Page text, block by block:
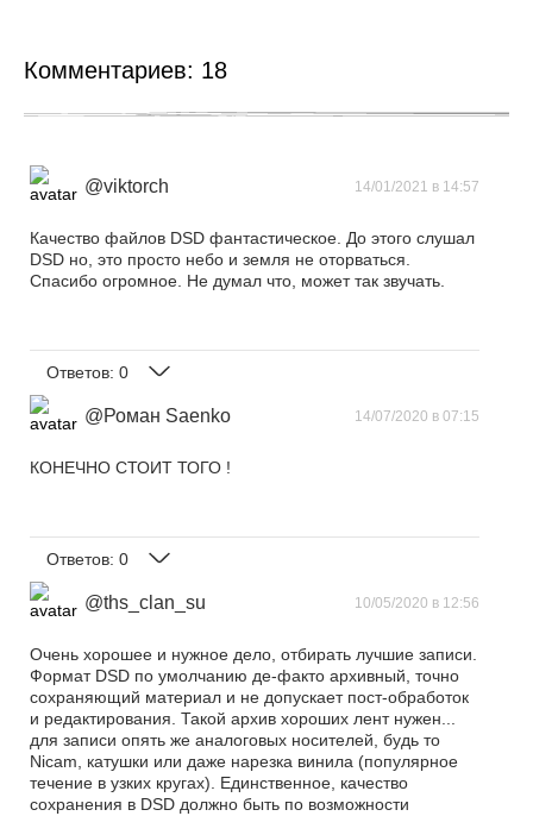
Комментариев: 18
@viktorch 14/01/2021 в 14:57
Качество файлов DSD фантастическое. До этого слушал
DSD но, это просто небо и земля не оторваться.
Спасибо огромное. Не думал что, может так звучать.
Ответов: 0
@Роман Saenko 14/07/2020 в 07:15
КОНЕЧНО СТОИТ ТОГО !
Ответов: 0
@ths_clan_su 10/05/2020 в 12:56
Очень хорошее и нужное дело, отбирать лучшие записи.
Формат DSD по умолчанию де-факто архивный, точно
сохраняющий материал и не допускает пост-обработок
и редактирования. Такой архив хороших лент нужен...
для записи опять же аналоговых носителей, будь то
Nicam, катушки или даже нарезка винила (популярное
течение в узких кругах). Единственное, качество
сохранения в DSD должно быть по возможности